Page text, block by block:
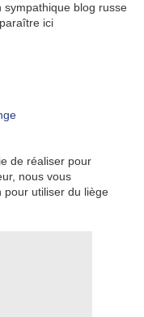
sympathique blog russe
ici
de réaliser pour
nous vous
pour utiliser du liège